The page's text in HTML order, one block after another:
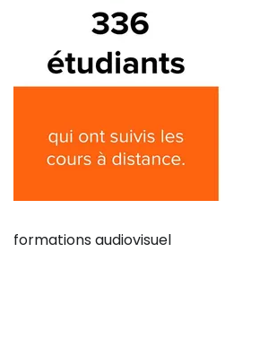
formations audiovisuel